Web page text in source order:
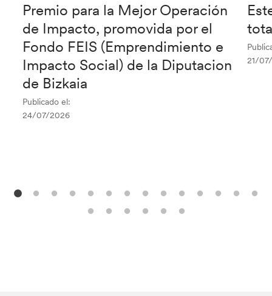
Premio para la Mejor Operación
de Impacto, promovida por el
Fondo FEIS (Emprendimiento e
Impacto Social) de la Diputacion
de Bizkaia
Publicado el:
24/07/2026
21/